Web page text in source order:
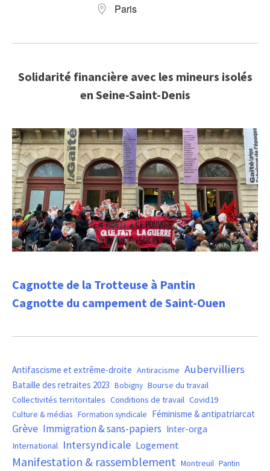
Paris
Solidarité financière avec les mineurs isolés
en Seine-Saint-Denis
Cagnotte de la Trotteuse à Pantin
Cagnotte du campement de Saint-Ouen
Antifascisme et extrême-droite Antiracisme Aubervilliers
Bataille des retraites 2023 Bobigny Bourse du travail
Collectivités territoritales Conditions de travail Covid19
Culture & médias Formation syndicale Féminisme & antipatriarcat
Grève Immigration & sans-papiers Inter-orga
International Intersyndicale Logement
Manifestation & rassemblement Montreuil Pantin